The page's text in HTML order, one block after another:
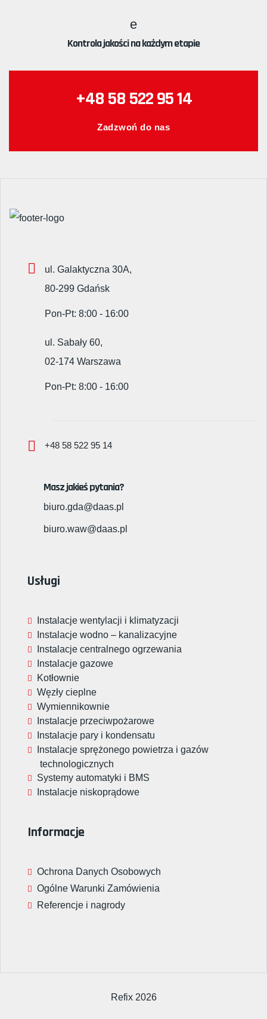
Kontrola jakości na każdym etapie
+48 58 522 95 14
Zadzwoń do nas
ul. Galaktyczna 30A,
80-299 Gdańsk
Pon-Pt: 8:00 - 16:00
ul. Sabały 60,
02-174 Warszawa
Pon-Pt: 8:00 - 16:00
+48 58 522 95 14
Masz jakieś pytania?
biuro.gda@daas.pl
biuro.waw@daas.pl
Usługi
Instalacje wentylacji i klimatyzacji
Instalacje wodno – kanalizacyjne
Instalacje centralnego ogrzewania
Instalacje gazowe
Kotłownie
Węzły cieplne
Wymiennikownie
Instalacje przeciwpożarowe
Instalacje pary i kondensatu
Instalacje sprężonego powietrza i gazów
technologicznych
Systemy automatyki i BMS
Instalacje niskoprądowe
Informacje
Ochrona Danych Osobowych
Ogólne Warunki Zamówienia
Referencje i nagrody
Refix 2026